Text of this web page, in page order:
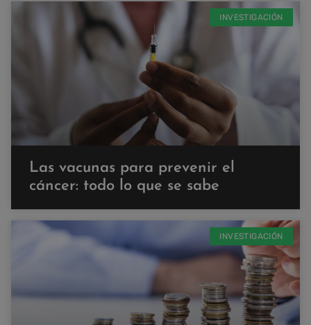
INVESTIGACIÓN
Las vacunas para prevenir el
cáncer: todo lo que se sabe
INVESTIGACIÓN